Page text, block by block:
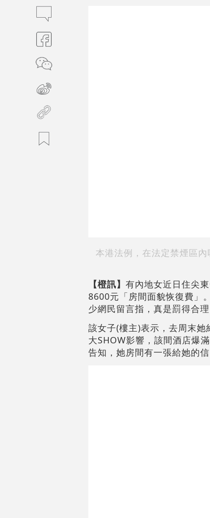
本港法例，在法定禁煙區
【橙訊】 有內地女近日住尖
8600元「房間面貌恢復費」
少網民留言指，真是罰得合理
該女子(樓主)表示，去周末
大SHOW影響，該間酒店爆
告知，她房間有一張給她的